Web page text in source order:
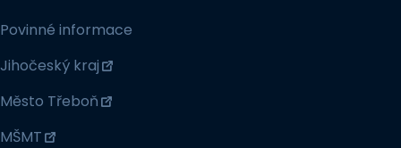
Povinné informace
Jihočeský kraj
Město Třeboň
MŠMT